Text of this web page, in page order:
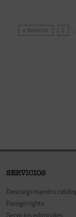
« Anterior 1
SERVICIOS
Descarga nuestro
Foreign rights
Servicios editoriales